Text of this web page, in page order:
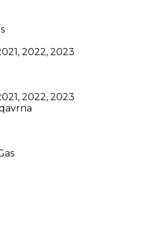
2022, 2023
2022, 2023